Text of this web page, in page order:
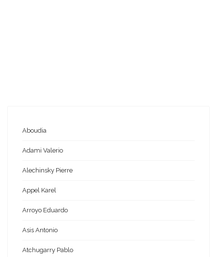
Aboudia
Adami Valerio
Alechinsky Pierre
Appel Karel
Arroyo Eduardo
Asis Antonio
Atchugarry Pablo